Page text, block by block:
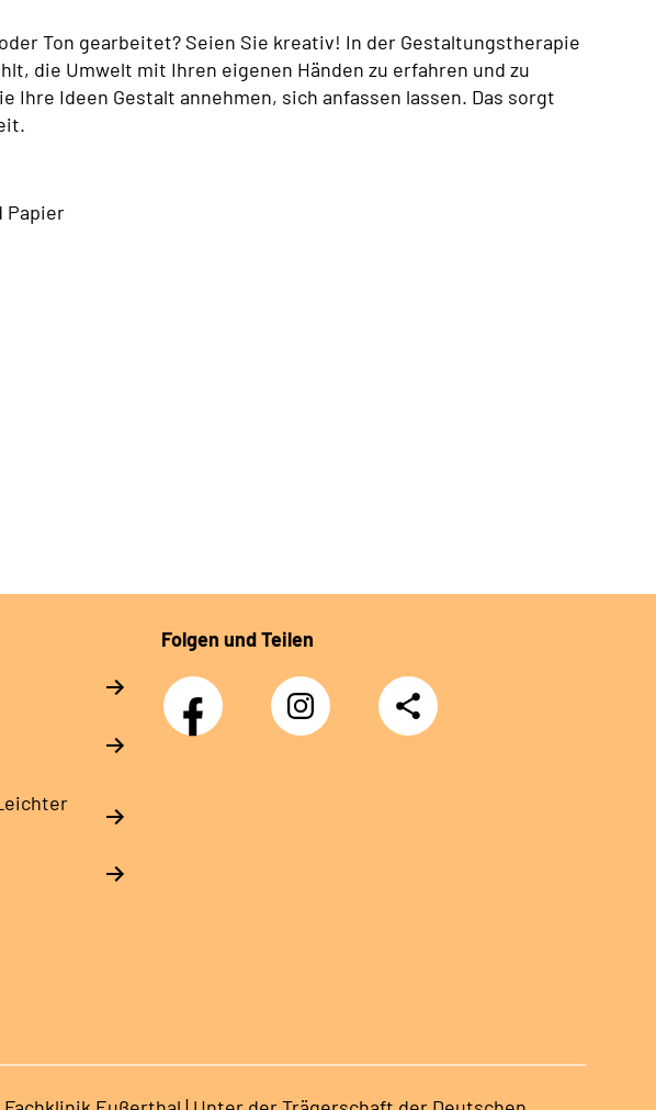
Ton gearbeitet? Seien Sie kreativ! In der Gestaltungstherapie
die Umwelt mit Ihren eigenen Händen zu erfahren und zu
Ihre Ideen Gestalt annehmen, sich anfassen lassen. Das sorgt
Papier
Folgen und Teilen
Facebook
Instagram
DRV
Nachwuchskräfte
Teilen